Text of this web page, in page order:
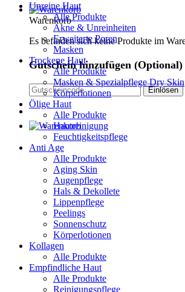
Warenkorb
Es befinden sich keine Produkte im
Gutschein hinzufügen (Optional)
Unreine Haut
Alle Produkte
Akne & Unreinheiten
Erweiterte Poren
Masken
Trockene Haut
Alle Produkte
Masken & Spezialpflege Dry Skin
Körperlotionen
Ölige Haut
Alle Produkte
Hautreinigung
Feuchtigkeitspflege
Anti Age
Alle Produkte
Aging Skin
Augenpflege
Hals & Dekollete
Lippenpflege
Peelings
Sonnenschutz
Körperlotionen
Kollagen
Alle Produkte
Empfindliche Haut
Alle Produkte
Reinigungspflege